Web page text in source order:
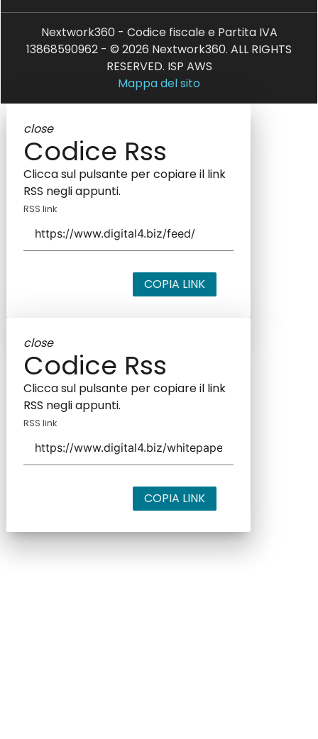
Nextwork360 - Codice fiscale e Partita IVA
13868590962 - © 2026 Nextwork360. ALL RIGHTS
RESERVED. ISP AWS
Mappa del sito
close
Codice Rss
Clicca sul pulsante per copiare il link
RSS negli appunti.
RSS link
COPIA LINK
close
Codice Rss
Clicca sul pulsante per copiare il link
RSS negli appunti.
RSS link
COPIA LINK